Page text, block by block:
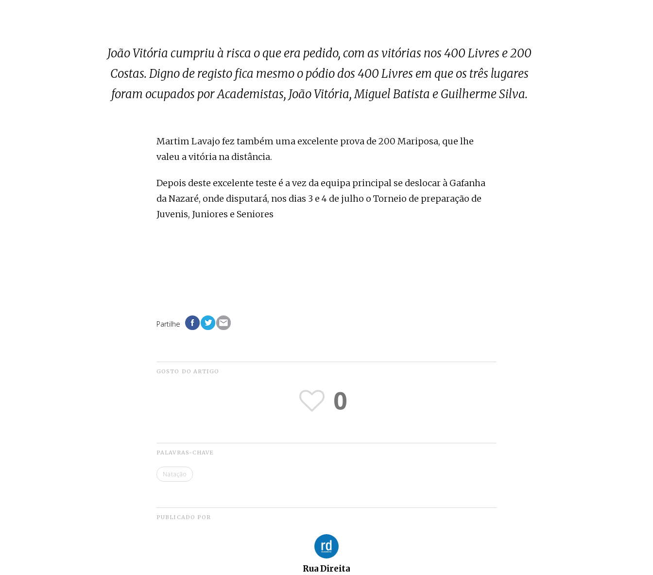
João Vitória cumpriu à risca o que era pedido, com as vitórias nos 400 Livres e 200
Costas. Digno de registo fica mesmo o pódio dos 400 Livres em que os três lugares
foram ocupados por Academistas, João Vitória, Miguel Batista e Guilherme Silva.
Martim Lavajo fez também uma excelente prova de 200 Mariposa, que lhe
valeu a vitória na distância.
Depois deste excelente teste é a vez da equipa principal se deslocar à Gafanha
da Nazaré, onde disputará, nos dias 3 e 4 de julho o Torneio de preparação de
Juvenis, Juniores e Seniores
Partilhe
GOSTO DO ARTIGO
0
PALAVRAS-CHAVE
Natação
PUBLICADO POR
Rua Direita